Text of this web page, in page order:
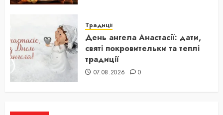
Традиції
День ангела Анастасії: дати,
святі покровительки та теплі
традиції
07.08.2026 0